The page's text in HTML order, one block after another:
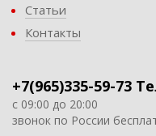
Статьи
Контакты
+7(965)335-59-73
с 09:00 до 20:00
звонок по России